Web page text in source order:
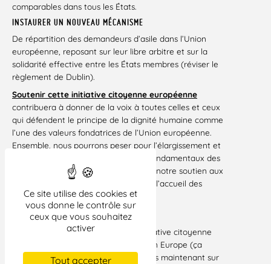
Ce site utilise des cookies et
vous donne le contrôle sur
ceux que vous souhaitez
activer
Tout accepter
comparables dans tous les États.
INSTAURER UN NOUVEAU MÉCANISME
De répartition des demandeurs d’asile dans l’Union
européenne, reposant sur leur libre arbitre et sur la
solidarité effective entre les États membres (réviser le
règlement de Dublin).
Soutenir cette initiative citoyenne européenne
contribuera à donner de la voix à toutes celles et ceux
qui défendent le principe de la dignité humaine comme
l’une des valeurs fondatrices de l’Union européenne.
Ensemble, nous pourrons peser pour l’élargissement et
le renforcement du socle des droits fondamentaux des
migrants en Europe et manifesterons notre soutien aux
associations européennes œuvrant à l’accueil des
migrants.
SIGNEZ MAINTENANT !
Si vous n’avez pas encore signé l’initiative citoyenne
pour un accueil digne des migrants en Europe (ça
prend deux minutes), rendez-vous dès maintenant sur